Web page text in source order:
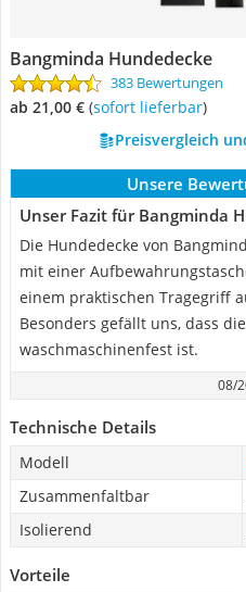
Bangminda Hundedecke
383 Bewertungen
ab 21,00 € ( Sofort lieferbar)
Preisvergleich
Unsere
Unser Fazit für Bangminda
Die Hundedecke von
mit einer
einem praktischen Tragegriff
Besonders gefällt uns, dass
waschmaschinenfest ist.
08/
Technische Details
Modell
Zusammenfaltbar
Isolierend
Vorteile